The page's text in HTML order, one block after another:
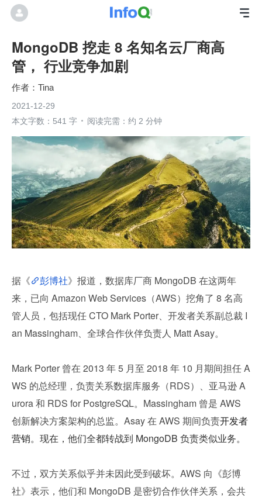
MongoDB 挖走 8 名知名云厂商高
管， 行业竞争加剧
Tina
2021-12-29
本文字数：541 字
阅读完需：约 2 分钟
据《 彭博社》报道，数据库厂商 MongoDB 在这两年
来，已向 Amazon Web Services（AWS）挖角了 8 名高
管人员，包括现任 CTO Mark Porter、开发者关系副总裁 I
an Massingham、全球合作伙伴负责人 Matt Asay。
Mark Porter 曾在 2013 年 5 月至 2018 年 10 月期间担任 A
WS 的总经理，负责关系数据库服务（RDS）、亚马逊 A
urora 和 RDS for PostgreSQL。Massingham 曾是 AWS
创新解决方案架构的总监。Asay 在 AWS 期间负责开发者
营销。现在，他们全都转战到 MongoDB 负责类似业务。
不过，双方关系似乎并未因此受到破坏。AWS 向《彭博
社》表示，他们和 MongoDB 是密切合作伙伴关系，会共